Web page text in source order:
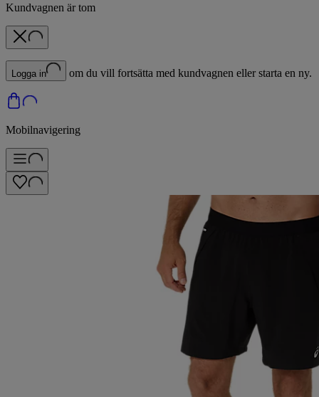
Kundvagnen är tom
Logga in om du vill fortsätta med kundvagnen eller starta en ny.
Mobilnavigering